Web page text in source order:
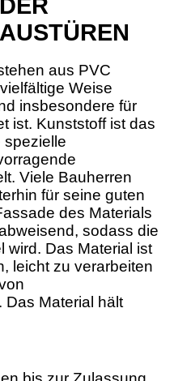
aus PVC
Weise
insbesondere für
ist. Kunststoff ist das
spezielle
Viele Bauherren
für seine guten
des Materials
sodass die
wird. Das Material ist
leicht zu verarbeiten
Das Material hält